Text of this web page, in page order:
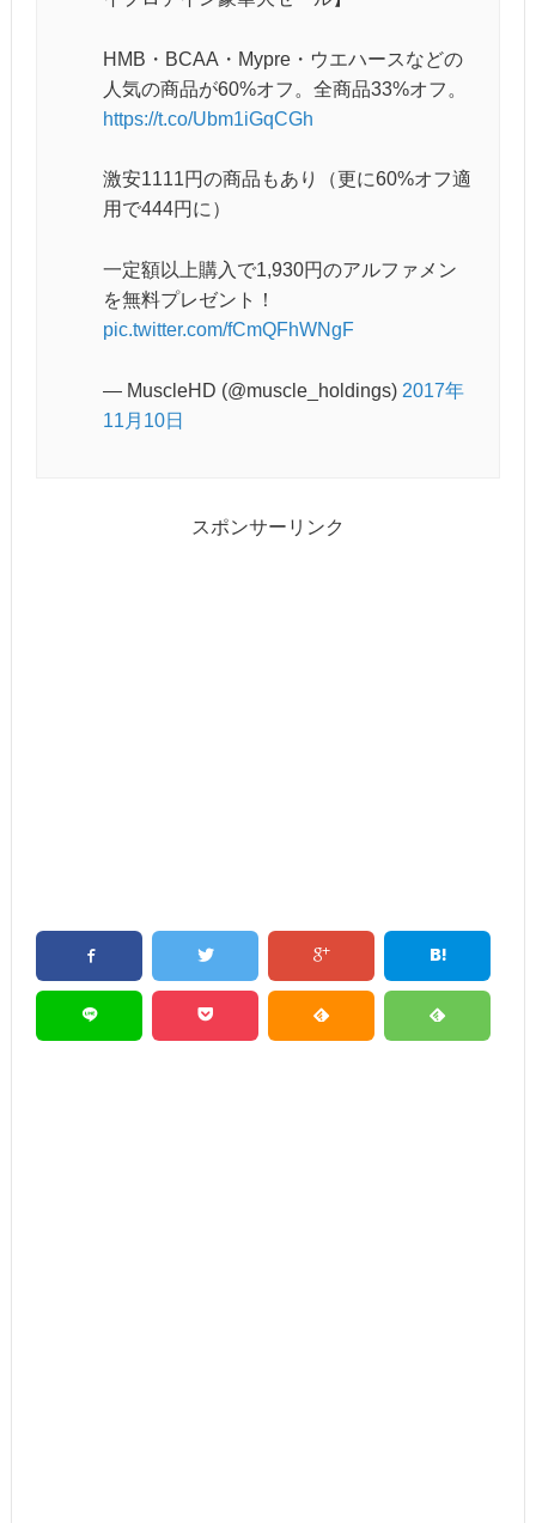
HMB・BCAA・Mypre・ウエハースなどの
人気の商品が60%オフ。全商品33%オフ。
https://t.co/Ubm1iGqCGh
激安1111円の商品もあり（更に60%オフ適
用で444円に）
一定額以上購入で1,930円のアルファメン
を無料プレゼント！
pic.twitter.com/fCmQFhWNgF
— MuscleHD (@muscle_holdings) 2017年
11月10日
スポンサーリンク